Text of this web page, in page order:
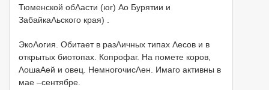
Тюменской обΛасти (юг) Αо Бурятии и
ЗабайкаΛьского края)
ЭкоΛогия. Обитает в разΛичных типах Λесов и в
открытых биотопах. Копрофаг. На помете коров,
ΛошаΑей и овец. НемногочисΛен. Имаго активны в
мае –сентябре.